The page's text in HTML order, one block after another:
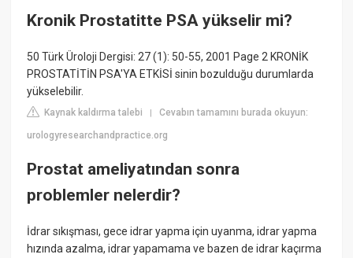
Kronik Prostatitte PSA yükselir mi?
50 Türk Üroloji Dergisi: 27 (1): 50-55, 2001 Page 2 KRONİK
PROSTATİTİN PSA'YA ETKİSİ sinin bozulduğu durumlarda
yükselebilir.
Kaynak kaldırma talebi |Cevabın tamamını burada okuyun:
urologyresearchandpractice.org
Prostat ameliyatından sonra
problemler nelerdir?
İdrar sıkışması, gece idrar yapma için uyanma, idrar yapma
hızında azalma, idrar yapamama ve bazen de idrar kaçırma